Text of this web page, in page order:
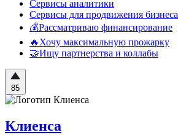
Сервисы аналитики
Сервисы для продвижения бизнеса
💰Рассматриваю финансирование
🔥Хочу максимальную прожарку
🤝Ищу партнерства и коллабы
85
Клиенса